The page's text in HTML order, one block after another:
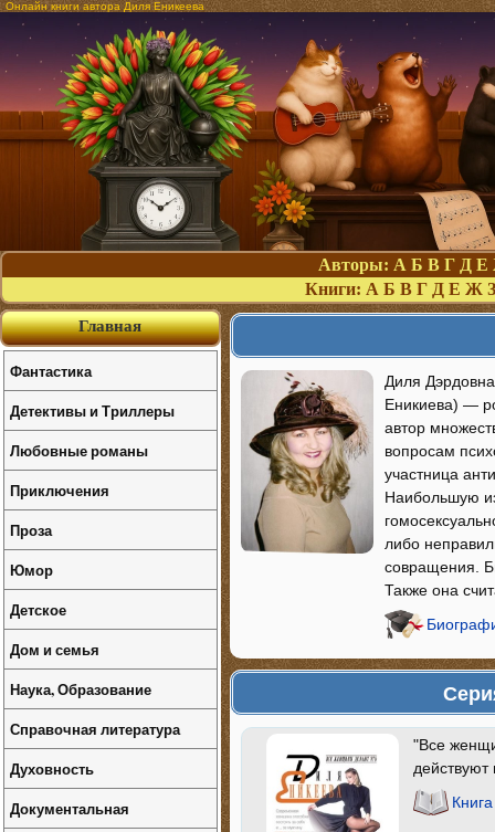
Онлайн книги автора Диля Еникеева
Авторы: А Б В Г Д Е
Книги: А Б В Г Д Е Ж З
Диля
Еникиева) —
автор
вопросам
участница
Наибольшую
либо
совращения.
Также она
"Все
Главная
Фантастика
Детективы и Триллеры
Любовные романы
Приключения
Проза
Юмор
Детское
Дом и семья
Наука, Образование
Справочная литература
Духовность
Документальная